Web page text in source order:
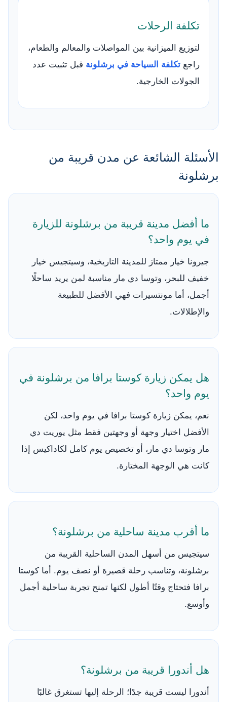
تكلفة الرحلات
لتوزيع الميزانية بين المواصلات والمعالم والطعام،
راجع تكلفة السياحة في برشلونة قبل تثبيت عدد
الجولات الخارجية.
الأسئلة الشائعة عن مدن قريبة من
برشلونة
ما أفضل مدينة قريبة من برشلونة للزيارة
في يوم واحد؟
جيرونا خيار ممتاز للمدينة التاريخية، وسيتجيس خيار
خفيف للبحر، وتوسا دي مار مناسبة لمن يريد ساحلًا
أجمل، أما مونتسيرات فهي الأفضل للطبيعة
والإطلالات.
هل يمكن زيارة كوستا برافا من برشلونة في
يوم واحد؟
نعم، يمكن زيارة كوستا برافا في يوم واحد، لكن
الأفضل اختيار وجهة أو وجهتين فقط مثل يوريت دي
مار وتوسا دي مار، أو تخصيص يوم كامل لكاداكيس إذا
كانت هي الوجهة المختارة.
ما أقرب مدينة ساحلية من برشلونة؟
سيتجيس من أسهل المدن الساحلية القريبة من
برشلونة، وتناسب رحلة قصيرة أو نصف يوم. أما كوستا
برافا فتحتاج وقتًا أطول لكنها تمنح تجربة ساحلية أجمل
وأوسع.
هل أندورا قريبة من برشلونة؟
أندورا ليست قريبة جدًا؛ الرحلة إليها تستغرق غالبًا